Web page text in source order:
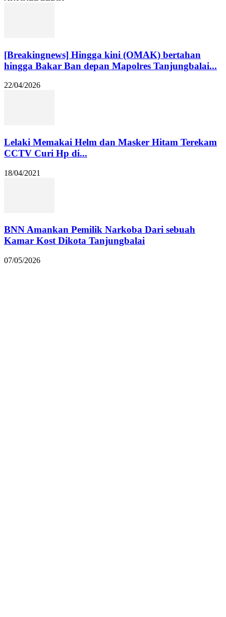
[Breakingnews] Hingga kini (OMAK) bertahan
hingga Bakar Ban depan Mapolres Tanjungbalai...
22/04/2026
Lelaki Memakai Helm dan Masker Hitam Terekam
CCTV Curi Hp di...
18/04/2021
BNN Amankan Pemilik Narkoba Dari sebuah
Kamar Kost Dikota Tanjungbalai
07/05/2026